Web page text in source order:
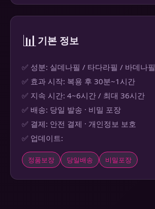
📊기본 정보
✅ 성분: 실데나필 / 타다라필 / 바데나필
✅ 효과 시작: 복용 후 30분~1시간
✅ 지속 시간: 4~6시간 / 최대 36시간
✅ 배송: 당일 발송 · 비밀 포장
✅ 결제: 안전 결제 · 개인정보 보호
✅ 업데이트:
정품보장 당일배송 비밀포장